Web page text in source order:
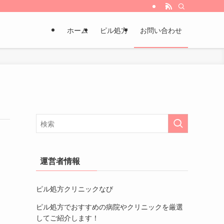
ホーム ピル処方 お問い合わせ
運営者情報
ピル処方クリニックなび
ピル処方でおすすめの病院やクリニックを厳選
してご紹介します！